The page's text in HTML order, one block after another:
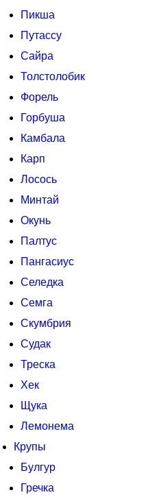
Пикша
Путассу
Сайра
Толстолобик
Форель
Горбуша
Камбала
Карп
Лосось
Минтай
Окунь
Палтус
Пангасиус
Селедка
Семга
Скумбрия
Судак
Треска
Хек
Щука
Лемонема
Крупы
Булгур
Гречка